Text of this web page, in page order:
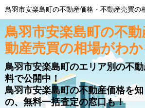
鳥羽市安楽島町の不動産価格・不動産売買の
鳥羽市安楽島町の不
動産売買の相場がわか
鳥羽市安楽島町のエリア別の不
料で公開中！
鳥羽市安楽島町の不動産価格を
の、無料一括査定の窓口も！